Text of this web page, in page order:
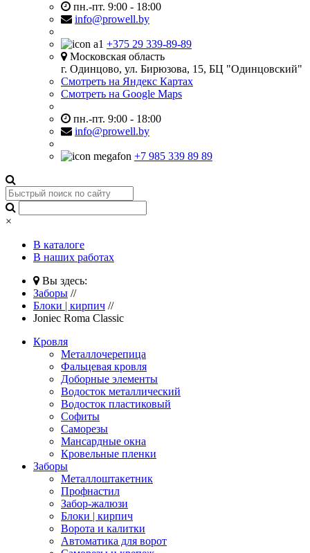
пн.-пт. 9:00 - 18:00
info@prowell.by
+375 29 339-89-89
Московская область
г. Одинцово, ул. Бирюзова, 15, БЦ "Одинцовский"
Смотреть на Яндекс Картах
Смотреть на Google Maps
пн.-пт. 9:00 - 18:00
info@prowell.by
+7 985 339 89 89
×
В каталоге
В наших работах
Вы здесь:
Заборы //
Блоки | кирпич //
Joniec Roma Classic
Кровля
Металлочерепица
Фальцевая кровля
Доборные элементы
Водосток металлический
Водосток пластиковый
Софиты
Саморезы
Мансардные окна
Кровельные пленки
Заборы
Металлоштакетник
Профнастил
Забор-жалюзи
Блоки | кирпич
Ворота и калитки
Автоматика для ворот